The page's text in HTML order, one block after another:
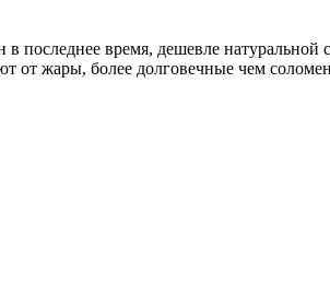
в последнее время, дешевле
от жары, более долговечные чем